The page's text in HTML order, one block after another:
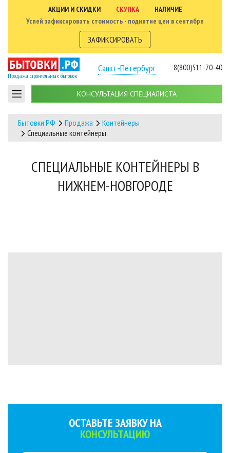
АКЦИИ И СКИДКИ СКУПКА
НАЛИЧИЕ
Успей зафиксировать стоимость - поднятие цен в сентябре
ЗАФИКСИРОВАТЬ
Продажа строительных бытовок
Санкт-Петербург 8(800)511-70-40
КОНСУЛЬТАЦИЯ СПЕЦИАЛИСТА
Бытовки РФ Продажа
Контейнеры
Специальные контейнеры
СПЕЦИАЛЬНЫЕ КОНТЕЙНЕРЫ В
НИЖНЕМ-НОВГОРОДЕ
ОСТАВЬТЕ ЗАЯВКУ НА
КОНСУЛЬТАЦИЮ